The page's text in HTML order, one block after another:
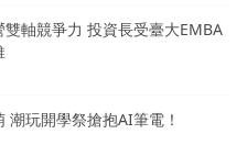
軸競爭力 投資長受臺大EMBA
潮玩開學祭搶抱AI筆電！